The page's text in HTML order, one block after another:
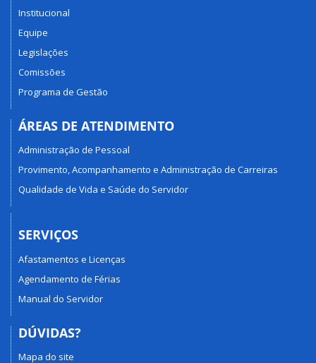
Institucional
Equipe
Legislações
Comissões
Programa de Gestão
ÁREAS DE ATENDIMENTO
Administração de Pessoal
Provimento, Acompanhamento e Administração de Carreiras
Qualidade de Vida e Saúde do Servidor
SERVIÇOS
Afastamentos e Licenças
Agendamento de Férias
Manual do Servidor
DÚVIDAS?
Mapa do site